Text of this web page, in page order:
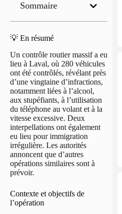
Sommaire
💡 En résumé
Un contrôle routier massif a eu
lieu à Laval, où 280 véhicules
ont été contrôlés, révélant près
d’une vingtaine d’infractions,
notamment liées à l’alcool,
aux stupéfiants, à l’utilisation
du téléphone au volant et à la
vitesse excessive. Deux
interpellations ont également
eu lieu pour immigration
irrégulière. Les autorités
annoncent que d’autres
opérations similaires sont à
prévoir.
Contexte et objectifs de
l’opération